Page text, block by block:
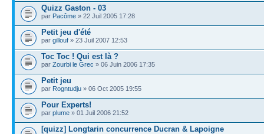
Quizz Gaston - 03
par Pacôme » 22 Juil 2005 17:28
Petit jeu d'été
par gillouf » 23 Juil 2007 12:53
Toc Toc ! Qui est là ?
par Zourbi le Grec » 06 Juin 2006 17:35
Petit jeu
par Rogntudju » 06 Oct 2005 19:55
Pour Experts!
par plume » 01 Juil 2006 21:52
[quizz] Longtarin concurrence Ducran & Lapoigne